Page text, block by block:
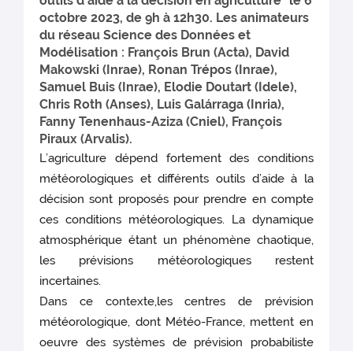
octobre 2023, de 9h à 12h30. Les animateurs
du réseau Science des Données et
Modélisation : François Brun (Acta), David
Makowski (Inrae), Ronan Trépos (Inrae),
Samuel Buis (Inrae), Elodie Doutart (Idele),
Chris Roth (Anses), Luis Galárraga (Inria),
Fanny Tenenhaus-Aziza (Cniel), François
Piraux (Arvalis).
L’agriculture dépend fortement des conditions
météorologiques et différents outils d’aide à la
décision sont proposés pour prendre en compte
ces conditions météorologiques. La dynamique
atmosphérique étant un phénomène chaotique,
les prévisions météorologiques restent
incertaines.
Dans ce contexte,les centres de prévision
météorologique, dont Météo-France, mettent en
oeuvre des systèmes de prévision probabiliste